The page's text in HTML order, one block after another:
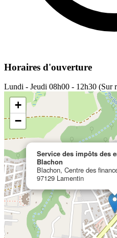
Horaires d'ouverture
Lundi - Jeudi 08h00 - 12h30 (Sur
Service des impôts des
Blachon
Blachon, Centre des
97129 Lamentin
+
−